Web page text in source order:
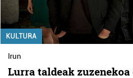
KULTURA
Irun
Lurra taldeak zuzenekoa